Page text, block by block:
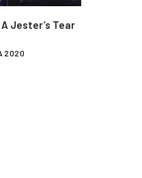
Jester’s Tear
2020